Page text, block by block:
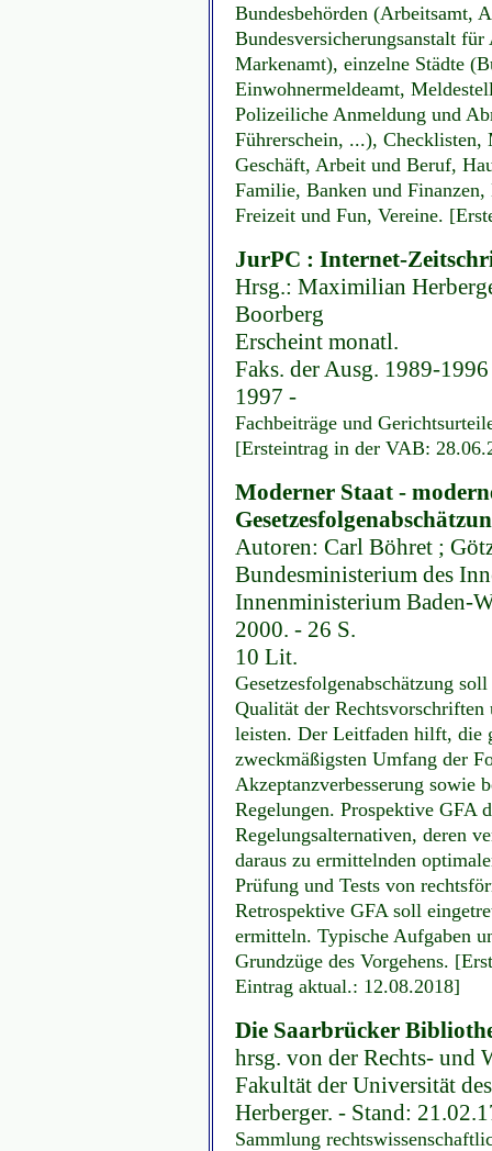
Bundesbehörden (Arbeitsamt,
Bundesversicherungsanstalt
Markenamt), einzelne Städte
Einwohnermeldeamt,
Polizeiliche Anmeldung und
Führerschein, ...),
Geschäft, Arbeit und Beruf,
Familie, Banken und
Freizeit und Fun, Vereine.
JurPC : Internet-
Hrsg.: Maximilian
Boorberg
Erscheint monatl.
Faks. der Ausg. 1989-1996
1997 -
Fachbeiträge und
[Ersteintrag in der VAB:
Moderner Staat -
Autoren: Carl Böhret ;
Bundesministerium des
Innenministerium Baden-
2000. - 26 S.
10 Lit.
Gesetzesfolgenabschätzung
Qualität der
leisten. Der Leitfaden hilft, die
zweckmäßigsten Umfang der
Akzeptanzverbesserung sowie
Regelungen. Prospektive GFA
Regelungsalternativen, deren
daraus zu ermittelnden
Prüfung und Tests von
Retrospektive GFA soll
ermitteln. Typische Aufgaben
Grundzüge des Vorgehens.
Eintrag aktual.: 12.08.2018]
Die Saarbrücker
hrsg. von der Rechts- und
Fakultät der Universität
Herberger. - Stand:
Sammlung